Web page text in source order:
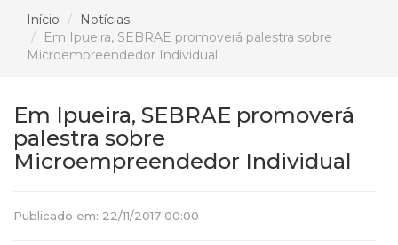
Início
Notícias
Em Ipueira, SEBRAE promoverá palestra sobre
Microempreendedor Individual
Em Ipueira, SEBRAE promoverá
palestra sobre
Microempreendedor Individual
Publicado em: 22/11/2017 00:00